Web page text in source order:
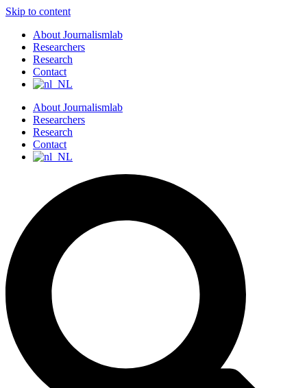
Skip to content
About Journalismlab
Researchers
Research
Contact
About Journalismlab
Researchers
Research
Contact